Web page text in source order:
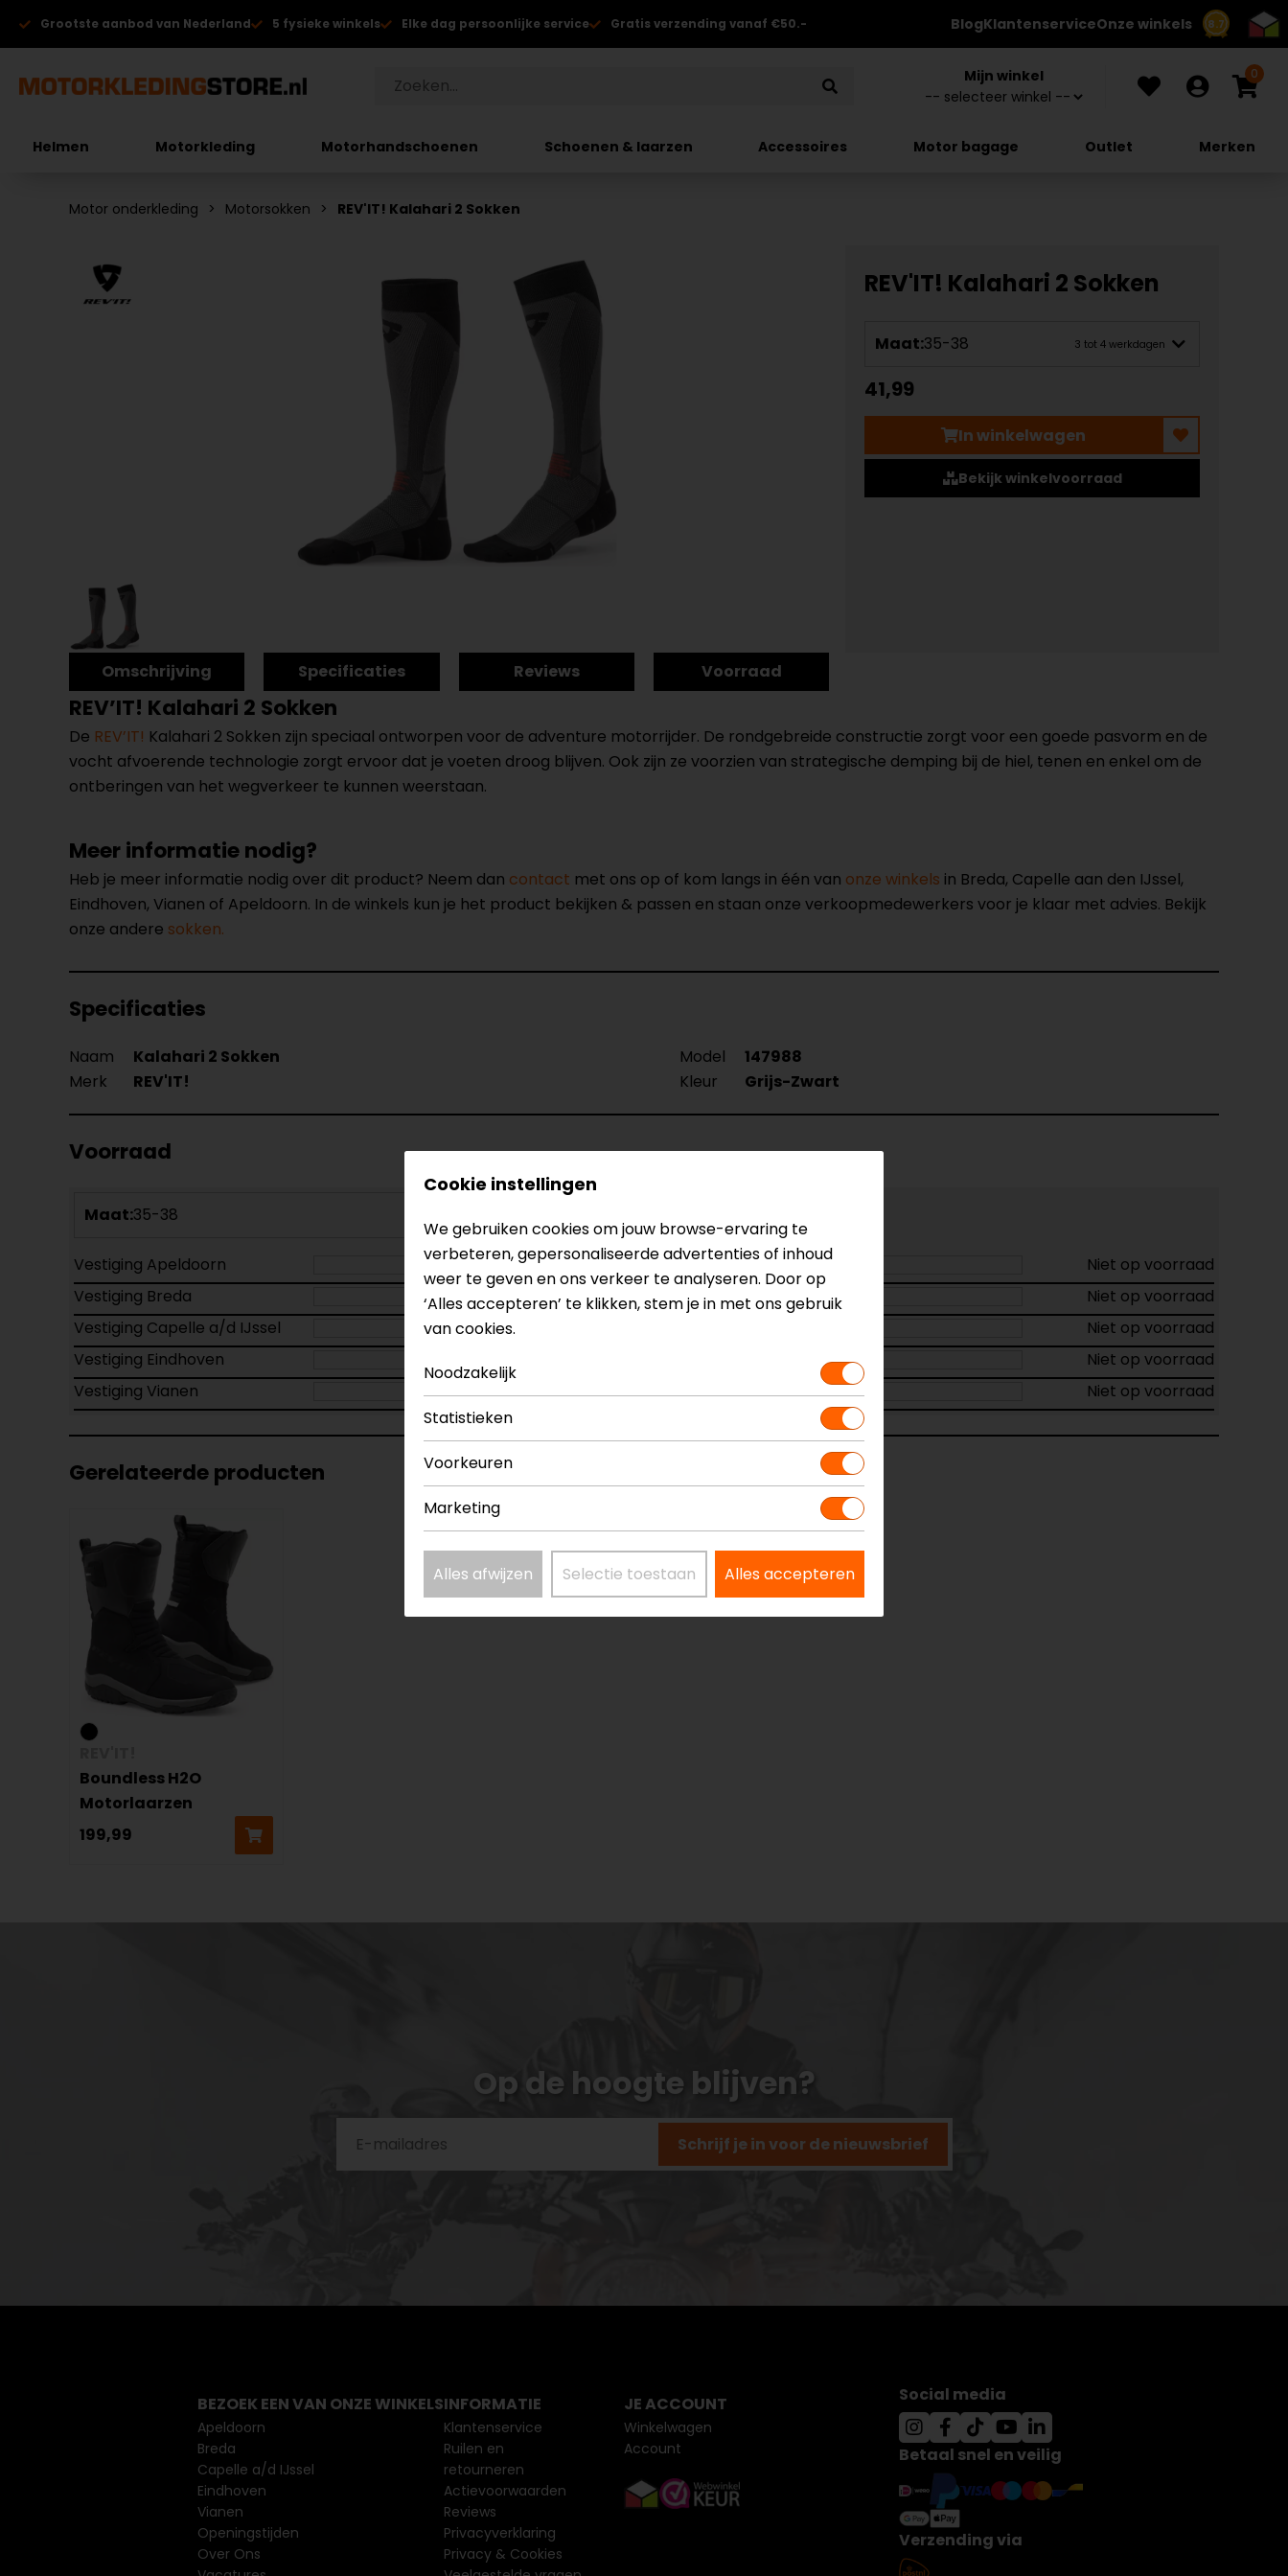
8.7
Grootste aanbod van Nederland 5 fysieke winkels Elke dag persoonlijke service Gratis verzending vanaf €50.- BlogKlantenserviceOnze winkels
Mijn winkel 0
Helmen Motorkleding Motorhandschoenen Schoenen & laarzen Accessoires Motor bagage Outlet Merken
Motor onderkleding Motorsokken REV'IT! Kalahari 2 Sokken
REV'IT! Kalahari 2 Sokken
Maat:35-38 3 tot 4 werkdagen
41,99
In winkelwagen
Bekijk winkelvoorraad
Omschrijving Specificaties Reviews Voorraad
REV’IT! Kalahari 2 Sokken
De REV’IT! Kalahari 2 Sokken zijn speciaal ontworpen voor de adventure motorrijder. De rondgebreide constructie zorgt voor een goede pasvorm en de
vocht afvoerende technologie zorgt ervoor dat je voeten droog blijven. Ook zijn ze voorzien van strategische demping bij de hiel, tenen en enkel om de
ontberingen van het wegverkeer te kunnen weerstaan.
Meer informatie nodig?
Heb je meer informatie nodig over dit product? Neem dan contact met ons op of kom langs in één van onze winkels in Breda, Capelle aan den IJssel,
Eindhoven, Vianen of Apeldoorn. In de winkels kun je het product bekijken & passen en staan onze verkoopmedewerkers voor je klaar met advies. Bekijk
onze andere sokken.
Specificaties
Naam Kalahari 2 Sokken Model
147988
Merk
REV'IT! Kleur Grijs-Zwart
Voorraad
Maat:35-38
Vestiging Apeldoorn
Niet op voorraad
Vestiging Breda
Niet op voorraad
Vestiging Capelle a/d IJssel
Niet op voorraad
Vestiging Eindhoven
Niet op voorraad
Vestiging Vianen
Niet op voorraad
Gerelateerde producten
Boundless H2O
Motorlaarzen
199,99
Op de hoogte blijven?
Schrijf je in voor de nieuwsbrief
Cookie instellingen
We gebruiken cookies om jouw browse-ervaring te
verbeteren, gepersonaliseerde advertenties of inhoud
weer te geven en ons verkeer te analyseren. Door op
‘Alles accepteren’ te klikken, stem je in met ons gebruik
van cookies.
Noodzakelijk
Statistieken
Voorkeuren
Marketing
Alles afwijzen Selectie toestaan Alles accepteren
BEZOEK EEN VAN ONZE WINKELS
Apeldoorn
Breda
Capelle a/d IJssel
Eindhoven
Vianen
Openingstijden
Over Ons
INFORMATIE
Klantenservice
Ruilen en
retourneren
Actievoorwaarden
Reviews
Privacyverklaring
Privacy & Cookies
JE ACCOUNT
Winkelwagen
Account
Social media
Betaal snel en veilig
Verzending via